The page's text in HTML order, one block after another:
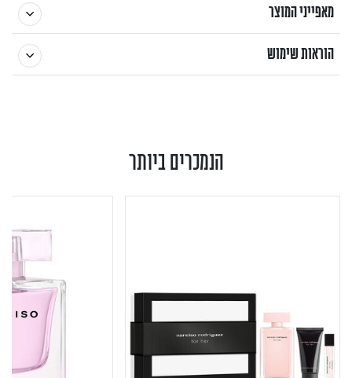
מאפייני המוצר
הוראות שימוש
הנמכרים ביותר